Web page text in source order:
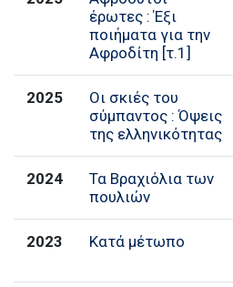
έρωτες : Έξι
ποιήματα για την
Αφροδίτη [τ.1]
2025
Οι σκιές του
σύμπαντος : Όψεις
της ελληνικότητας
2024
Τα Βραχιόλια των
πουλιών
2023 Κατά μέτωπο